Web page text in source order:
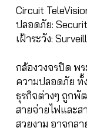
Circuit
ปลอดภัย:
เฝ้าระวัง:
กล้องวงจรปิด พ
ความปลอดภัย ทั้
ธุรกิจต่างๆ ถูกพั
สายจ่ายไฟและ
สวยงาม อาจกล